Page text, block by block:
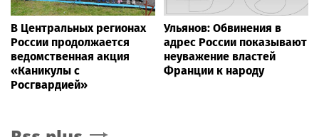
В Центральных регионах
России продолжается
ведомственная акция
«Каникулы с
Росгвардией»
Ульянов: Обвинения в
адрес России показывают
неуважение властей
Франции к народу